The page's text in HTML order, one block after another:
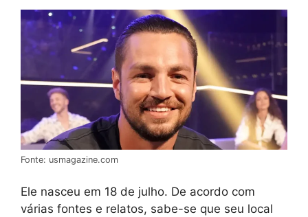
Fonte: usmagazine.com
Ele nasceu em 18 de julho. De acordo com
várias fontes e relatos, sabe-se que seu local